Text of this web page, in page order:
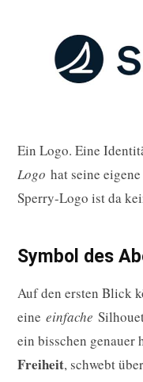
Ein Logo. Eine
Logo hat seine
Sperry-Logo ist da
Symbol des
Auf den ersten Blick
eine einfache
ein bisschen genauer
Freiheit, schwebt